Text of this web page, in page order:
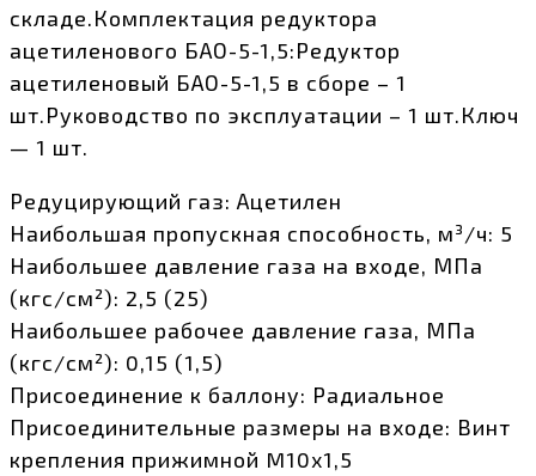
складе.Комплектация редуктора
ацетиленового БАО-5-1,5:Редуктор
ацетиленовый БАО-5-1,5 в сборе – 1
шт.Руководство по эксплуатации – 1 шт.Ключ
— 1 шт.
Редуцирующий газ: Ацетилен
Наибольшая пропускная способность, м³/ч: 5
Наибольшее давление газа на входе, МПа
(кгс/см²): 2,5 (25)
Наибольшее рабочее давление газа, МПа
(кгс/см²): 0,15 (1,5)
Присоединение к баллону: Радиальное
Присоединительные размеры на входе: Винт
крепления прижимной M10х1,5